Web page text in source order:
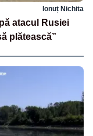
Ionuț Nichita
atacul Rusiei
plătească”